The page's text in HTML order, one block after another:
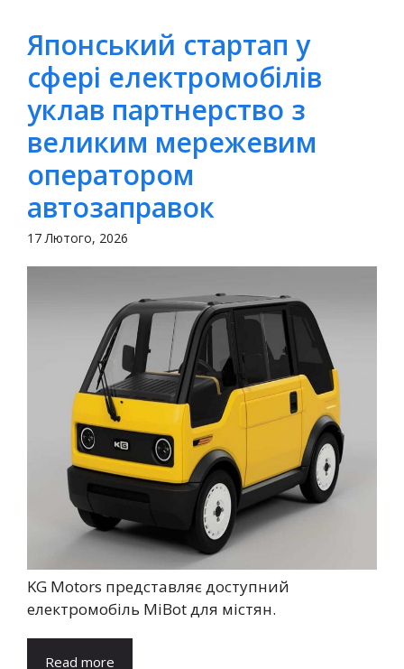
Японський стартап у
сфері електромобілів
уклав партнерство з
великим мережевим
оператором
автозаправок
17 Лютого, 2026
KG Motors представляє доступний
електромобіль MiBot для містян.
Read more